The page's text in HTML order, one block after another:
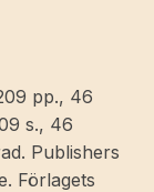
pp., 46
s., 46
Publishers
Förlagets